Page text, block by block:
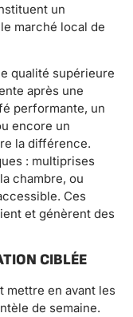
un
marché local de
qualité supérieure
après une
performante, un
encore un
la différence.
: multiprises
chambre, ou
Ces
et génèrent des
CIBLÉE
mettre en avant les
de semaine.